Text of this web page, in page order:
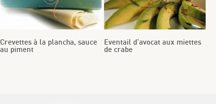
Crevettes à la plancha, sauce
au piment
Eventail d’avocat aux miettes
de crabe